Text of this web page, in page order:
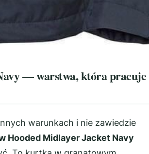
— warstwa, która pracuje
warunkach i nie zawiedzie
Hooded Midlayer Jacket Navy